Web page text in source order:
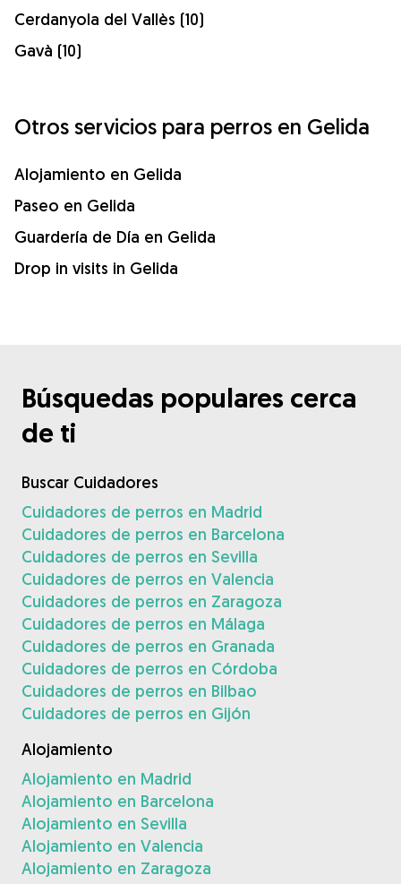
Cerdanyola del Vallès (10)
Gavà (10)
Otros servicios para perros en Gelida
Alojamiento en Gelida
Paseo en Gelida
Guardería de Día en Gelida
Drop in visits in Gelida
Búsquedas populares cerca
de ti
Buscar Cuidadores
Cuidadores de perros en Madrid
Cuidadores de perros en Barcelona
Cuidadores de perros en Sevilla
Cuidadores de perros en Valencia
Cuidadores de perros en Zaragoza
Cuidadores de perros en Málaga
Cuidadores de perros en Granada
Cuidadores de perros en Córdoba
Cuidadores de perros en Bilbao
Cuidadores de perros en Gijón
Alojamiento
Alojamiento en Madrid
Alojamiento en Barcelona
Alojamiento en Sevilla
Alojamiento en Valencia
Alojamiento en Zaragoza